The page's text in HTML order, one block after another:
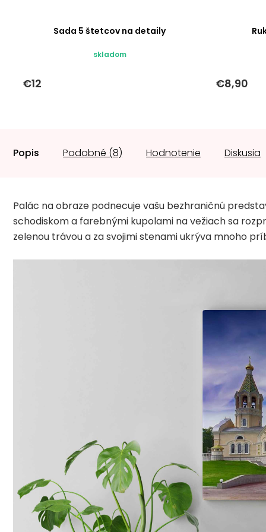
Sada 5 štetcov na detaily
skladom
€12 €8,90
Popis Podobné (8) Hodnotenie Diskusia
Palác na obraze podnecuje vašu bezhraničnú
schodiskom a farebnými kupolami na vežiach sa
zelenou trávou a za svojimi stenami ukrýva mnoho